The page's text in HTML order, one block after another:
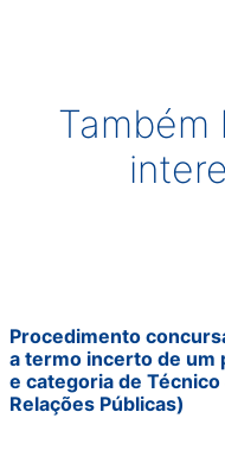
Também
Procedimento
a termo incerto de um
e categoria de
Relações Públicas)